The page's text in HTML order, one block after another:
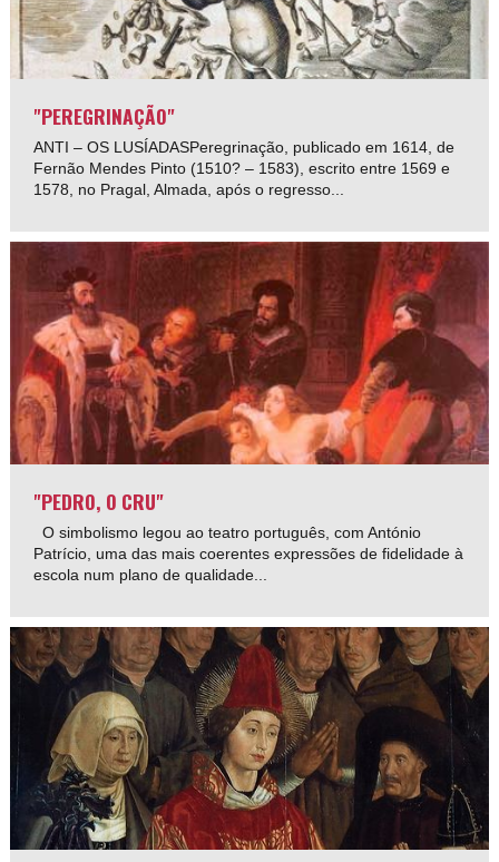
"PEREGRINAÇÃO"
ANTI – OS LUSÍADASPeregrinação, publicado em 1614, de
Fernão Mendes Pinto (1510? – 1583), escrito entre 1569 e
1578, no Pragal, Almada, após o regresso...
"PEDRO, O CRU"
O simbolismo legou ao teatro português, com António
Patrício, uma das mais coerentes expressões de fidelidade à
escola num plano de qualidade...